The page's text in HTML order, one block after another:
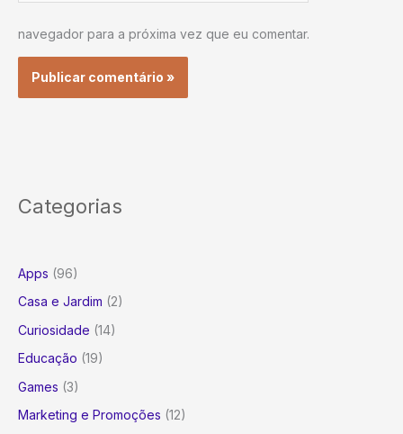
navegador para a próxima vez que eu comentar.
Categorias
Apps (96)
Casa e Jardim (2)
Curiosidade (14)
Educação (19)
Games (3)
Marketing e Promoções (12)